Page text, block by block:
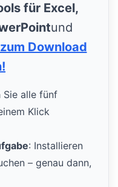
für Excel,
und
Download
Sie alle fünf
Klick
: Installieren
– genau dann,